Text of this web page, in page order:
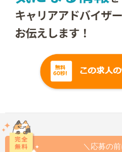
＼応募の